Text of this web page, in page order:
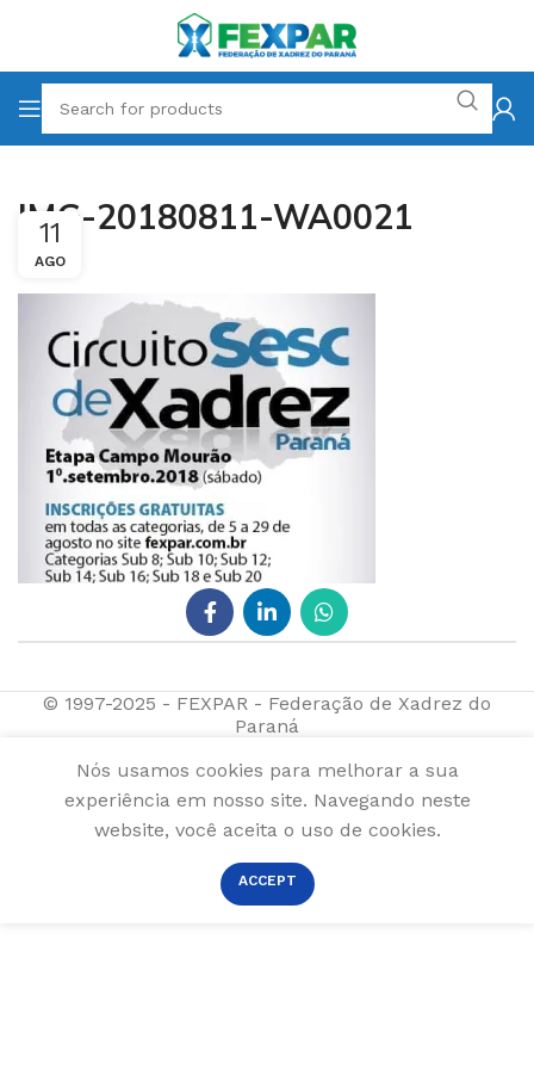
IMG-20180811-WA0021
11
AGO
© 1997-2025 - FEXPAR - Federação de Xadrez do
Paraná
Nós usamos cookies para melhorar a sua
experiência em nosso site. Navegando neste
website, você aceita o uso de cookies.
ACCEPT